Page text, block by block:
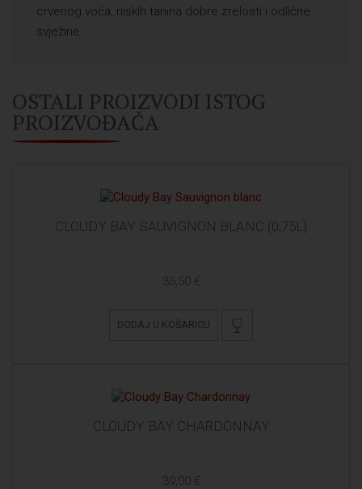
crvenog voća, niskih tanina dobre zrelosti i odlične
svježine.
OSTALI PROIZVODI ISTOG
PROIZVOĐAČA
CLOUDY BAY SAUVIGNON BLANC (0,75L)
35,50 €
DODAJ U KOŠARICU
CLOUDY BAY CHARDONNAY
39,00 €